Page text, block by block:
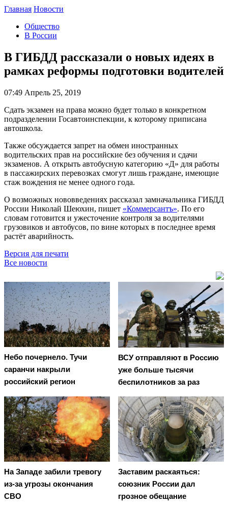
Главная Новости
Общество
В России
В ГИБДД рассказали о новых идеях в
рамках реформы подготовки водителей
07:49 Апрель 25, 2019
Сдать экзамен на права можно будет только в конкретном
подразделении Госавтоинспекции, к которому приписана
автошкола.
Также обсуждается запрет на обмен иностранных
водительских прав на российские без обучения и сдачи
экзаменов. А открыть автобусную категорию «Д» для работы
в пассажирских перевозках смогут лишь граждане, имеющие
стаж вождения не менее одного года.
О возможных нововведениях рассказал замначальника ГИБДД
России Николай Шеюхин, пишет «Коммерсантъ». По его
словам готовится и ужесточение контроля за водителями
грузовиков и автобусов, по вине которых в последнее время
растёт аварийность.
Версия для печати
Все новости
Небо почернело. Тучи
саранчи накрыли
российский регион
ВСУ отправляют в Россию
уже больше тысячи
беспилотников за раз
На Западе забили тревогу
из-за угрозы окончания
СВО
Заставим раскаяться:
союзник России дал
грозное обещание